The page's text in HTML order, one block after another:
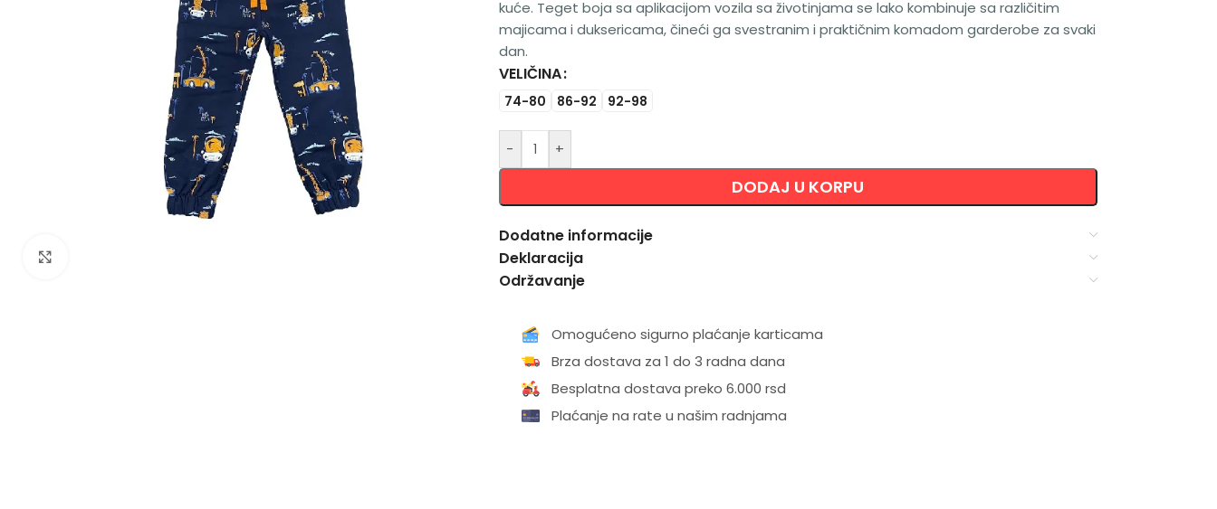
kuće. Teget boja sa aplikacijom vozila sa životinjama se lako kombinuje sa različitim
majicama i duksericama, čineći ga svestranim i praktičnim komadom garderobe za svaki
dan.
VELIČINA
74-80 86-92 92-98
- +
DODAJ U KORPU
Alternative:
Dodatne informacije
Deklaracija
Održavanje
Omogućeno sigurno plaćanje karticama
Brza dostava za 1 do 3 radna dana
Besplatna dostava preko 6.000 rsd
Plaćanje na rate u našim radnjama